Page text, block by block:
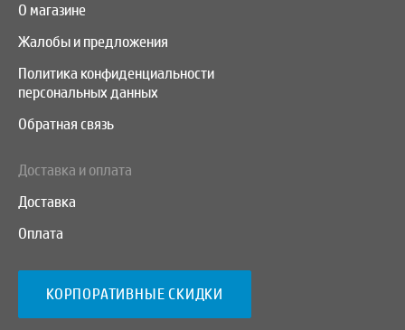
О магазине
Жалобы и предложения
Политика конфиденциальности
персональных данных
Обратная связь
Доставка и оплата
Доставка
Оплата
КОРПОРАТИВНЫЕ СКИДКИ